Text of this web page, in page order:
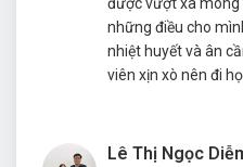
những điều cho
nhiệt huyết và ân
viên xịn xò nên đi
Lê Thị Ngọc